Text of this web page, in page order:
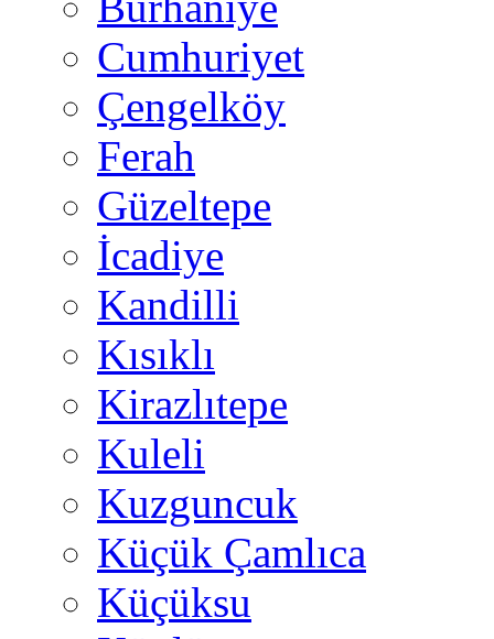
Cumhuriyet
Çengelköy
Ferah
Güzeltepe
İcadiye
Kandilli
Kısıklı
Kirazlıtepe
Kuleli
Kuzguncuk
Küçük Çamlıca
Küçüksu